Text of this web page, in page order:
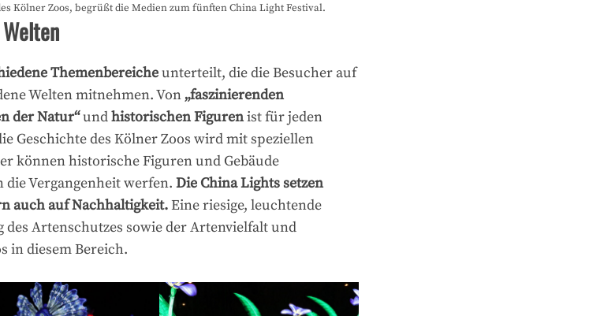
Kölner Zoos, begrüßt die Medien zum fünften China Light Festival.
Themenbereicheunterteilt, die die Besucher auf
Welten mitnehmen. Von „faszinierenden
der Natur“undhistorischen Figurenist für jeden
Geschichte des Kölner Zoos wird mit speziellen
können historische Figuren und Gebäude
Vergangenheit werfen. Die China Lights setzen
auch auf Nachhaltigkeit.Eine riesige, leuchtende
Artenschutzes sowie der Artenvielfalt und
in diesem Bereich.